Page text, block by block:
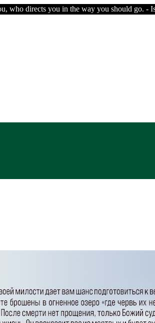
who directs you in the way you should go. -